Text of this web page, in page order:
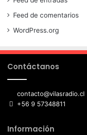
Feed de comentarios
WordPress.org
Contáctanos
contacto@vilasradio.cl
+56 9 57348811
Información